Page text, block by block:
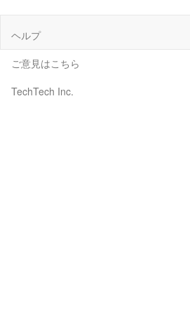
ヘルプ
ご意見はこちら
TechTech Inc.